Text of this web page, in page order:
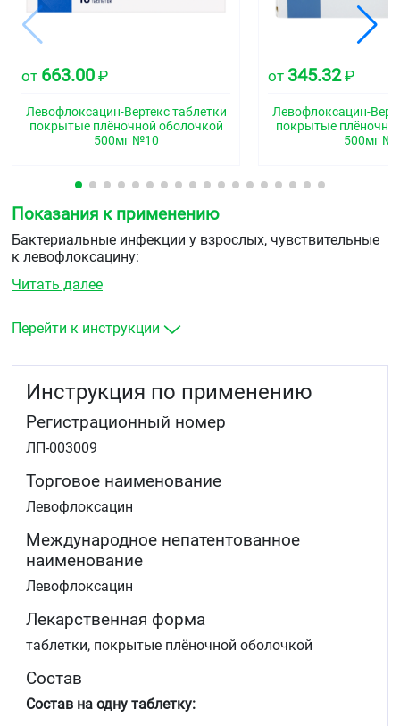
от 663.00 ₽
Левофлоксацин-Вертекс таблетки
покрытые плёночной оболочкой
500мг №10
от 345.32₽
Левофлоксацин-
покрытые
500мг
Показания к применению
Бактериальные инфекции у взрослых, чувствительные
к левофлоксацину:
острый бактериальный синусит
внебольничная пневмония
неосложненные инфекции мочевыводящих путей
хронический бактериальный простатит
инфекции кожных покровов и мягких тканей (в
том числе нагноившиеся атеромы, абсцесс,
фурункулез)
туберкулёз (в составе комплексной терапии
лекарственно-устойчивых форм)
профилактика и лечение сибирской язвы при
воздушно-капельном пути заражения.
Читать далее
Перейти к инструкции
Инструкция по применению
Регистрационный номер
ЛП-003009
Торговое наименование
Левофлоксацин
Международное непатентованное
наименование
Левофлоксацин
Лекарственная форма
таблетки, покрытые плёночной оболочкой
Состав
Состав на одну таблетку: